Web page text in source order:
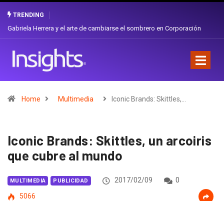
TRENDING
Gabriela Herrera y el arte de cambiarse el sombrero en Corporación
Home Multimedia Iconic Brands: Skittles,…
Iconic Brands: Skittles, un arcoiris
que cubre al mundo
MULTIMEDIA PUBLICIDAD 2017/02/09
0
5066